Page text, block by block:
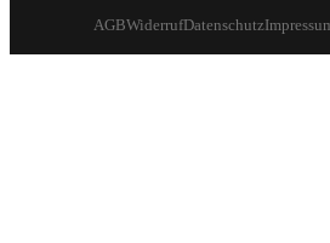
AGBWiderrufDatenschutz